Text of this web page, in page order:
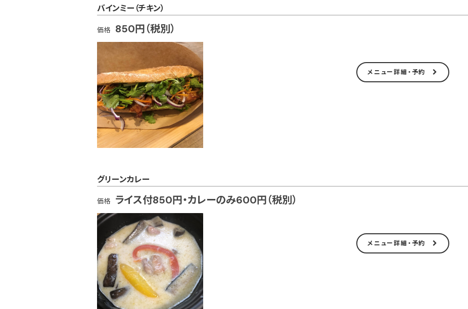
バインミー（チキン）
価格 850円（税別）
メニュー詳細・予約
グリーンカレー
価格 ライス付850円・カレーのみ600円（税別）
メニュー詳細・予約